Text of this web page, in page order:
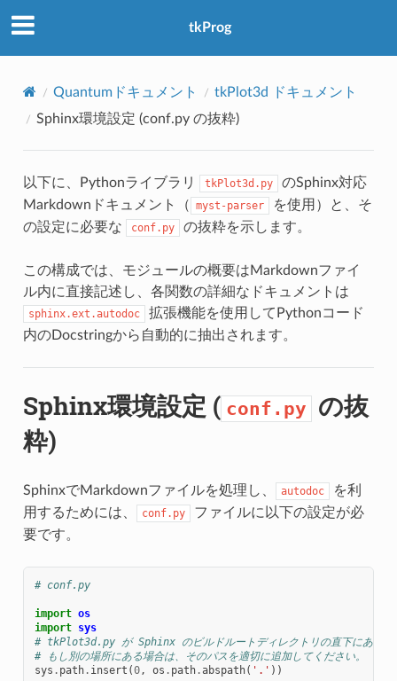
tkProg
Quantumドキュメント
tkPlot3d ドキュメント
Sphinx環境設定 (conf.pyの抜粋)
以下に、Pythonライブラリ tkPlot3d.py
のSphinx対応
Markdownドキュメント（ myst-parser
を使用）と、そ
の設定に必要な
conf.py の抜粋を示します。
この構成では、モジュールの概要はMarkdownファイ
ル内に直接記述し、各関数の詳細なドキュメントは
sphinx.ext.autodoc
拡張機能を使用してPythonコード
内のDocstringから自動的に抽出されます。
Sphinx環境設定 ( conf.py の抜
粋)
SphinxでMarkdownファイルを処理し、 autodoc
を利
用するためには、
conf.py
ファイルに以下の設定が必
要です。
# conf.py
import os
import sys
# tkPlot3d.py が Sphinx のビルドルートディレクトリの直下にあると
# もし別の場所にある場合は、そのパスを適切に追加してください。
sys . path. insert (0, os . path.abspath( '.' ))
アクセス数：0